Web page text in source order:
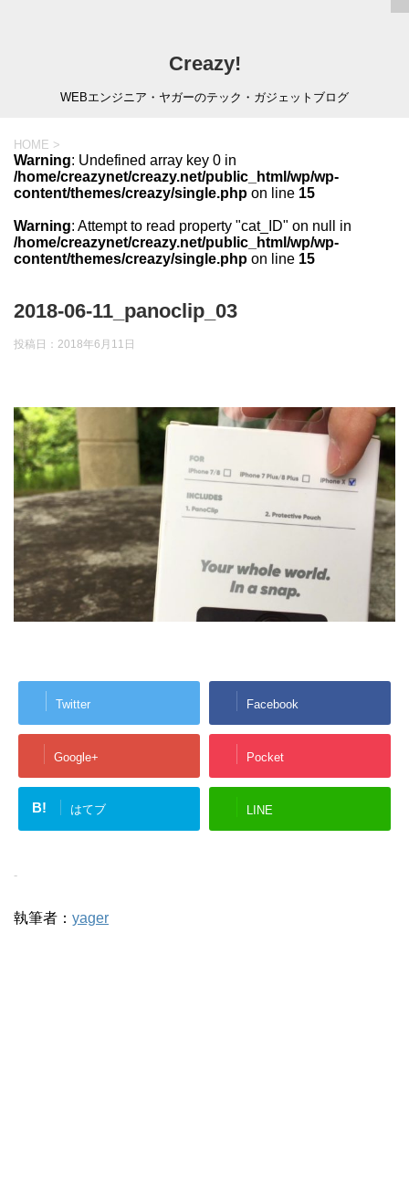
Creazy!
WEBエンジニア・ヤガーのテック・ガジェットブログ
HOME >
Warning: Undefined array key 0 in
/home/creazynet/creazy.net/public_html/wp/wp-
content/themes/creazy/single.php on line 15
Warning: Attempt to read property "cat_ID" on null in
/home/creazynet/creazy.net/public_html/wp/wp-
content/themes/creazy/single.php on line 15
2018-06-11_panoclip_03
投稿日： 2018年6月11日
Twitter Facebook
Google+ Pocket
B! はてブ LINE
-
執筆者： yager